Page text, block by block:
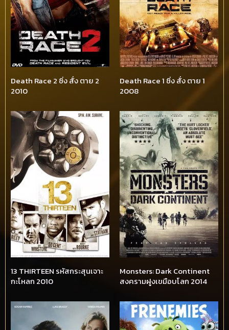
Death Race 2 ซิ่ง สั่ง ตาย 2
2010
Death Race 1 ซิ่ง สั่ง ตาย 1
2008
13 THIRTEEN รหัสกระสุนเจาะ
กะโหลก 2010
Monsters: Dark Continent
สงครามฝูงเขมือบโลก 2014